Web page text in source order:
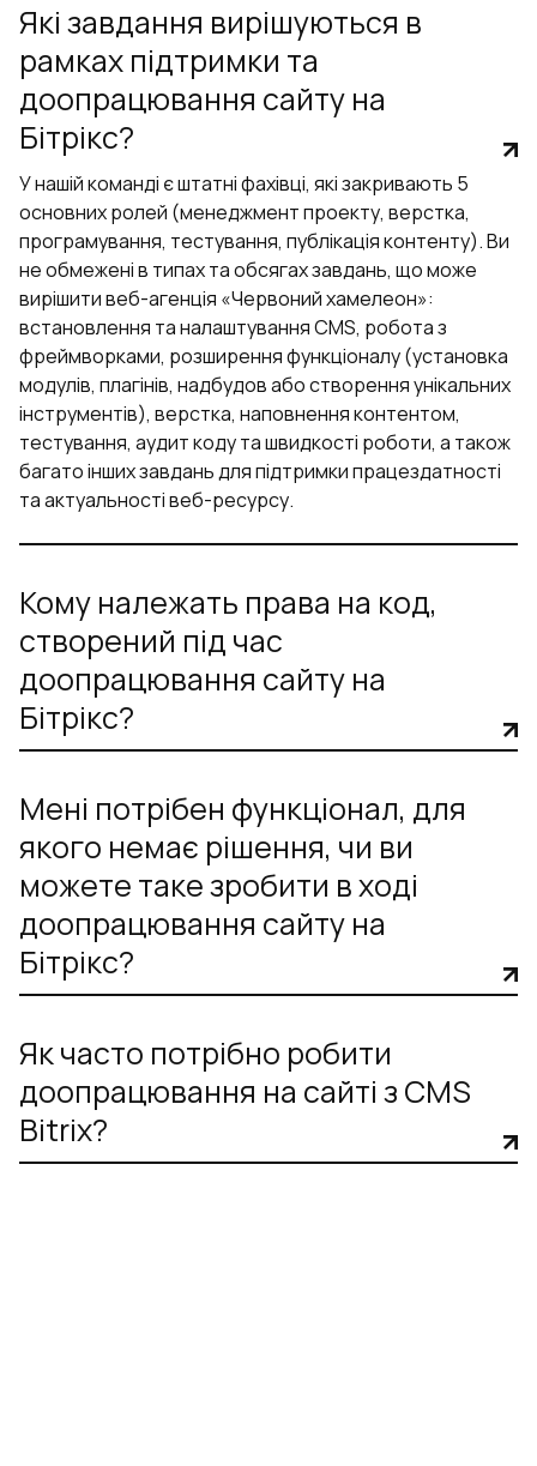
Які завдання вирішуються в
рамках підтримки та
доопрацювання сайту на
Бітрікс?
У нашій команді є штатні фахівці, які закривають 5
основних ролей (менеджмент проекту, верстка,
програмування, тестування, публікація контенту). Ви
не обмежені в типах та обсягах завдань, що може
вирішити веб-агенція «Червоний хамелеон»:
встановлення та налаштування CMS, робота з
фреймворками, розширення функціоналу (установка
модулів, плагінів, надбудов або створення унікальних
інструментів), верстка, наповнення контентом,
тестування, аудит коду та швидкості роботи, а також
багато інших завдань для підтримки працездатності
та актуальності веб-ресурсу.
Кому належать права на код,
створений під час
доопрацювання сайту на
Бітрікс?
Мені потрібен функціонал, для
якого немає рішення, чи ви
можете таке зробити в ході
доопрацювання сайту на
Бітрікс?
Як часто потрібно робити
доопрацювання на сайті з CMS
Bitrix?